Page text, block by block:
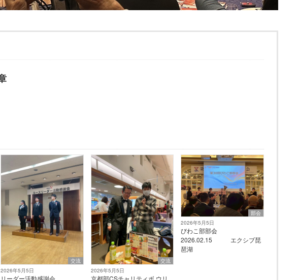
交流
2026年5月5日
交流
2026年5月5日
部会
2026年5月5日
びわこ部部会
2026.02.15 エクシブ琵
琶湖